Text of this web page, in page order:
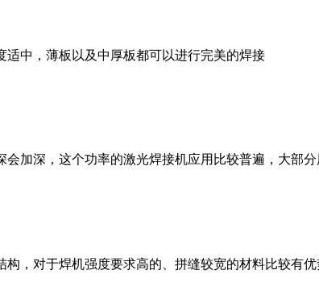
适中，薄板以及中厚板都可以进行完美的焊接
加深，这个功率的激光焊接机应用比较普遍，大部分
，对于焊机强度要求高的、拼缝较宽的材料比较有优